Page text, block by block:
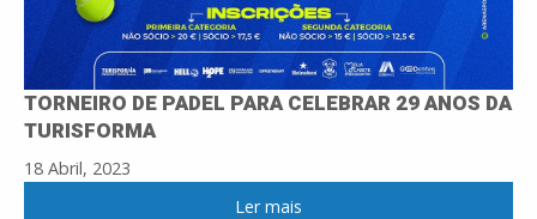
TORNEIRO DE PADEL PARA CELEBRAR 29 ANOS DA
TURISFORMA
18 Abril, 2023
Ler mais